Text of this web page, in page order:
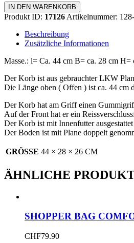
Einkaufskorb
Unikat
IN DEN WARENKORB
Produkt ID: 17126 Artikelnummer:
Beschreibung
Zusätzliche Informationen
Masse.: l= Ca. 44 cm B= ca. 28 cm H=
Der Korb ist aus gebrauchter LKW
Die Länge oben ( Offen ) ist ca. 44 cm
Der Korb hat am Griff einen
Auf der Front hat er ein
Der Korb ist mit Innenfutter
Der Boden ist mit Plane doppelt
GRÖSSE 44 × 28 × 26 CM
ÄHNLICHE
SHOPPER BAG
CHF79.90